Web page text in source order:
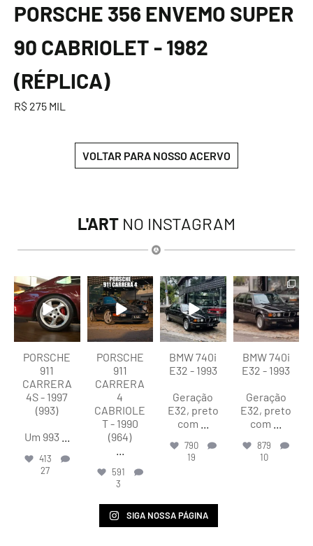
PORSCHE 356 ENVEMO SUPER
90 CABRIOLET - 1982
(RÉPLICA)
R$ 275 MIL
VOLTAR PARA NOSSO ACERVO
L'ART NO INSTAGRAM
lart.br
Ago 5
PORSCHE
911
CARRERA
4S - 1997
(993)
Um 993
413
27
lart.br
Ago 4
PORSCHE
911
CARRERA
4
CABRIOLE
T - 1990
(964)
591
3
lart.br
Ago 4
BMW 740i
E32 - 1993
Geração
E32, preto
com
790
19
lart.br
Ago 4
BMW 740i
E32 - 1993
Geração
E32, preto
com
879
10
SIGA NOSSA PÁGINA